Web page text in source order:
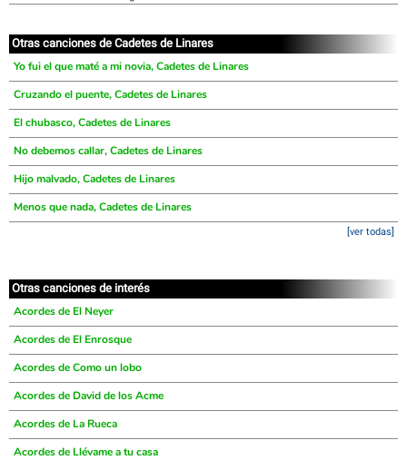
Otras canciones de Cadetes de Linares
Yo fui el que maté a mi novia, Cadetes de Linares
Cruzando el puente, Cadetes de Linares
El chubasco, Cadetes de Linares
No debemos callar, Cadetes de Linares
Hijo malvado, Cadetes de Linares
Menos que nada, Cadetes de Linares
[ver todas]
Otras canciones de interés
Acordes de El Neyer
Acordes de El Enrosque
Acordes de Como un lobo
Acordes de David de los Acme
Acordes de La Rueca
Acordes de Llévame a tu casa